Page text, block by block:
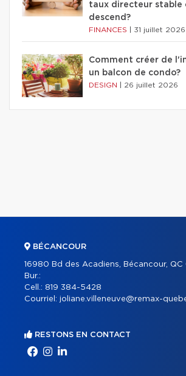
taux directeur stable
descend?
FINANCES 31 juillet 2026
Comment créer de
un balcon de condo?
DESIGN 26 juillet 2026
BÉCANCOUR
16980 Bd des Acadiens, Bécancour, QC
Bur.:
Cell.: 819 384-5428
Courriel: joliane.villeneuve@remax-
RESTONS EN CONTACT